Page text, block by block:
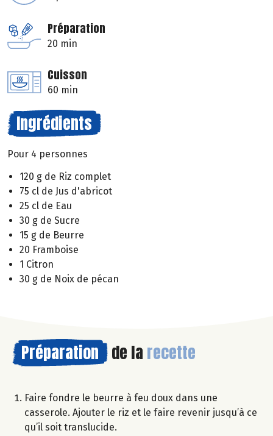
Préparation
20 min
Cuisson
60 min
Ingrédients
Pour 4 personnes
120 g de Riz complet
75 cl de Jus d'abricot
25 cl de Eau
30 g de Sucre
15 g de Beurre
20 Framboise
1 Citron
30 g de Noix de pécan
Préparation de la recette
Faire fondre le beurre à feu doux dans une
casserole. Ajouter le riz et le faire revenir jusqu’à ce
qu’il soit translucide.